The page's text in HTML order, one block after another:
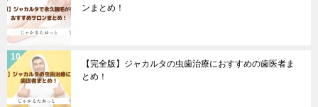
ンまとめ！
【完全版】ジャカルタの虫歯治療におすすめの歯医者ま
とめ！